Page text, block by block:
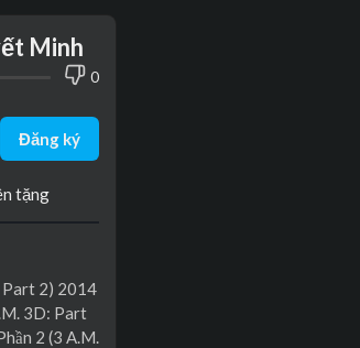
Minh
0
Đăng ký
tặng
Part 2) 2014
3D: Part
2 (3 A.M.